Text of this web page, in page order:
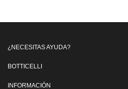
¿NECESITAS AYUDA?
BOTTICELLI
INFORMACIÓN